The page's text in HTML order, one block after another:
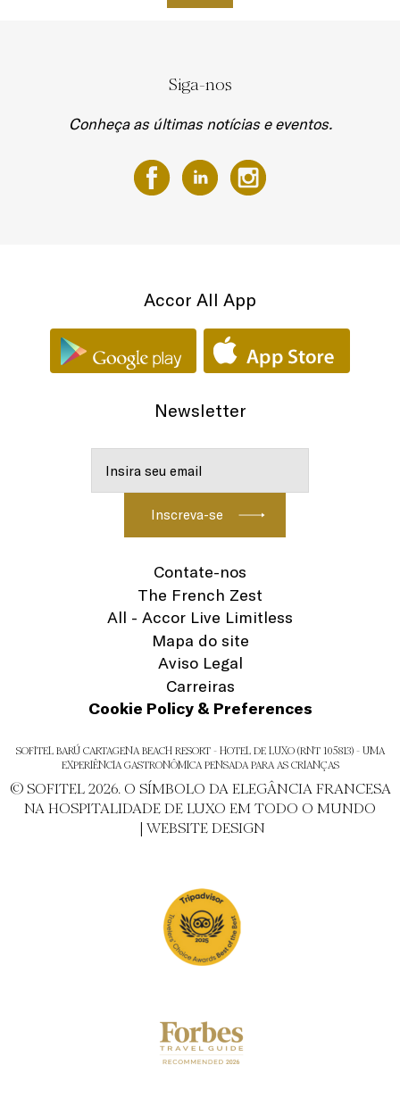
Siga-nos
Conheça as últimas notícias e eventos.
Accor All App
Newsletter
Contate-nos
The French Zest
All - Accor Live Limitless
Mapa do site
Aviso Legal
Carreiras
Cookie Policy & Preferences
SOFITEL BARÚ CARTAGENA BEACH RESORT - HOTEL DE LUXO (RNT 105813) - UMA
EXPERIÊNCIA GASTRONÔMICA PENSADA PARA AS CRIANÇAS
© SOFITEL 2026. O SÍMBOLO DA ELEGÂNCIA FRANCESA
NA HOSPITALIDADE DE LUXO EM TODO O MUNDO
| WEBSITE DESIGN